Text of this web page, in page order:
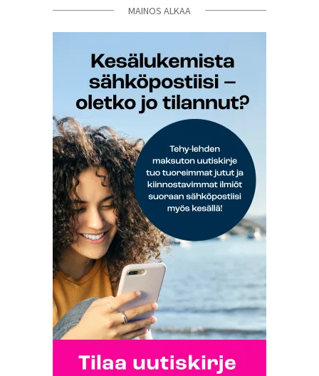
MAINOS ALKAA